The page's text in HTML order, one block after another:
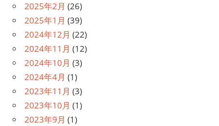
2025年2月 (26)
2025年1月 (39)
2024年12月 (22)
2024年11月 (12)
2024年10月 (3)
2024年4月 (1)
2023年11月 (3)
2023年10月 (1)
2023年9月 (1)